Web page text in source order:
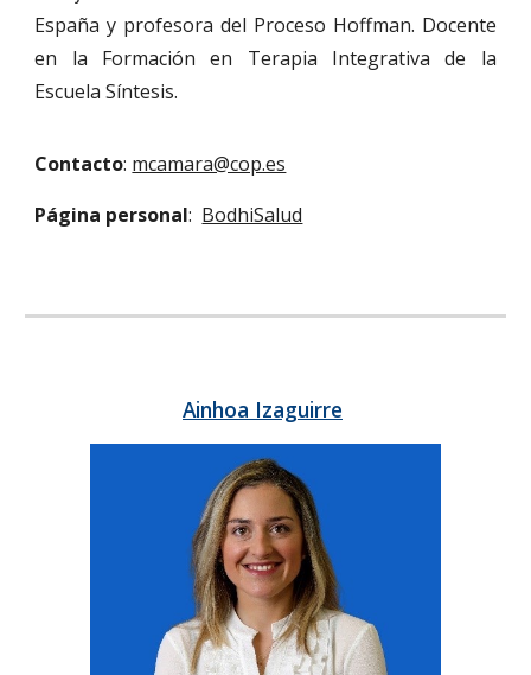
España y profesora del Proceso Hoffman. Docente
en la Formación en Terapia Integrativa de la
Escuela Síntesis.
Contacto: mcamara@cop.es
Página personal: BodhiSalud
Ainhoa Izaguirre